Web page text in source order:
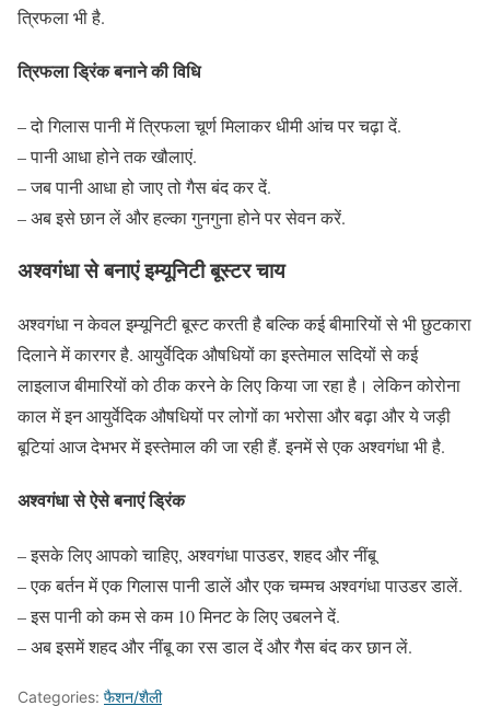
त्रिफला भी है.
त्रिफला ड्रिंक बनाने की विधि
– दो गिलास पानी में त्रिफला चूर्ण मिलाकर धीमी आंच पर चढ़ा दें.
– पानी आधा होने तक खौलाएं.
– जब पानी आधा हो जाए तो गैस बंद कर दें.
– अब इसे छान लें और हल्का गुनगुना होने पर सेवन करें.
अश्वगंधा से बनाएं इम्यूनिटी बूस्टर चाय
अश्वगंधा न केवल इम्यूनिटी बूस्ट करती है बल्कि कई बीमारियों से भी छुटकारा
दिलाने में कारगर है. आयुर्वेदिक औषधियों का इस्तेमाल सदियों से कई
लाइलाज बीमारियों को ठीक करने के लिए किया जा रहा है। लेकिन कोरोना
काल में इन आयुर्वेदिक औषधियों पर लोगों का भरोसा और बढ़ा और ये जड़ी
बूटियां आज देभभर में इस्तेमाल की जा रही हैं. इनमें से एक अश्वगंधा भी है.
अश्वगंधा से ऐसे बनाएं ड्रिंक
– इसके लिए आपको चाहिए, अश्वगंधा पाउडर, शहद और नींबू
– एक बर्तन में एक गिलास पानी डालें और एक चम्मच अश्वगंधा पाउडर डालें.
– इस पानी को कम से कम 10 मिनट के लिए उबलने दें.
– अब इसमें शहद और नींबू का रस डाल दें और गैस बंद कर छान लें.
Categories: फैशन/शैली